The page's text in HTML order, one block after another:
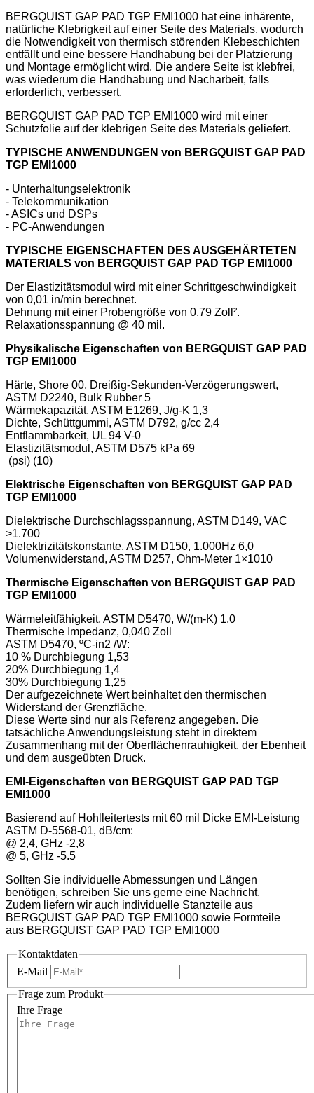
BERGQUIST GAP PAD TGP EMI1000 hat eine inhärente,
natürliche Klebrigkeit auf einer Seite des Materials, wodurch
die Notwendigkeit von thermisch störenden Klebeschichten
entfällt und eine bessere Handhabung bei der Platzierung
und Montage ermöglicht wird. Die andere Seite ist klebfrei,
was wiederum die Handhabung und Nacharbeit, falls
erforderlich, verbessert.
BERGQUIST GAP PAD TGP EMI1000 wird mit einer
Schutzfolie auf der klebrigen Seite des Materials geliefert.
TYPISCHE ANWENDUNGEN von BERGQUIST GAP PAD
TGP EMI1000
- Unterhaltungselektronik
- Telekommunikation
- ASICs und DSPs
- PC-Anwendungen
TYPISCHE EIGENSCHAFTEN DES AUSGEHÄRTETEN
MATERIALS von BERGQUIST GAP PAD TGP EMI1000
Der Elastizitätsmodul wird mit einer Schrittgeschwindigkeit
von 0,01 in/min berechnet.
Dehnung mit einer Probengröße von 0,79 Zoll².
Relaxationsspannung @ 40 mil.
Physikalische Eigenschaften von BERGQUIST GAP PAD
TGP EMI1000
Härte, Shore 00, Dreißig-Sekunden-Verzögerungswert,
ASTM D2240, Bulk Rubber 5
Wärmekapazität, ASTM E1269, J/g-K 1,3
Dichte, Schüttgummi, ASTM D792, g/cc 2,4
Entflammbarkeit, UL 94 V-0
Elastizitätsmodul, ASTM D575 kPa 69
(psi) (10)
Elektrische Eigenschaften von BERGQUIST GAP PAD
TGP EMI1000
Dielektrische Durchschlagsspannung, ASTM D149, VAC
>1.700
Dielektrizitätskonstante, ASTM D150, 1.000Hz 6,0
Volumenwiderstand, ASTM D257, Ohm-Meter 1×1010
Thermische Eigenschaften von BERGQUIST GAP PAD
TGP EMI1000
Wärmeleitfähigkeit, ASTM D5470, W/(m-K) 1,0
Thermische Impedanz, 0,040 Zoll
ASTM D5470, ºC-in2 /W:
10 % Durchbiegung 1,53
20% Durchbiegung 1,4
30% Durchbiegung 1,25
Der aufgezeichnete Wert beinhaltet den thermischen
Widerstand der Grenzfläche.
Diese Werte sind nur als Referenz angegeben. Die
tatsächliche Anwendungsleistung steht in direktem
Zusammenhang mit der Oberflächenrauhigkeit, der Ebenheit
und dem ausgeübten Druck.
EMI-Eigenschaften von BERGQUIST GAP PAD TGP
EMI1000
Basierend auf Hohlleitertests mit 60 mil Dicke EMI-Leistung
ASTM D-5568-01, dB/cm:
@ 2,4, GHz -2,8
@ 5, GHz -5.5
Sollten Sie individuelle Abmessungen und Längen
benötigen, schreiben Sie uns gerne eine Nachricht.
Zudem liefern wir auch individuelle Stanzteile aus
BERGQUIST GAP PAD TGP EMI1000 sowie Formteile
aus BERGQUIST GAP PAD TGP EMI1000
Kontaktdaten
E-Mail
Frage zum Produkt
Ihre Frage